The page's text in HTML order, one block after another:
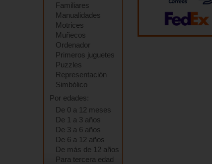
Familiares
Manualidades
Motrices
Muñecos
Ordenador
Primeros juguetes
Puzzles
Representación
Simbólico
Por edades:
De 0 a 12 meses
De 1 a 3 años
De 3 a 6 años
De 6 a 12 años
De más de 12 años
Para tercera edad